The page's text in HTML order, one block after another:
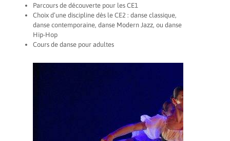
Parcours de découverte pour les CE1
Choix d’une discipline dès le CE2 : danse classique,
danse contemporaine, danse Modern Jazz, ou danse
Hip-Hop
Cours de danse pour adultes